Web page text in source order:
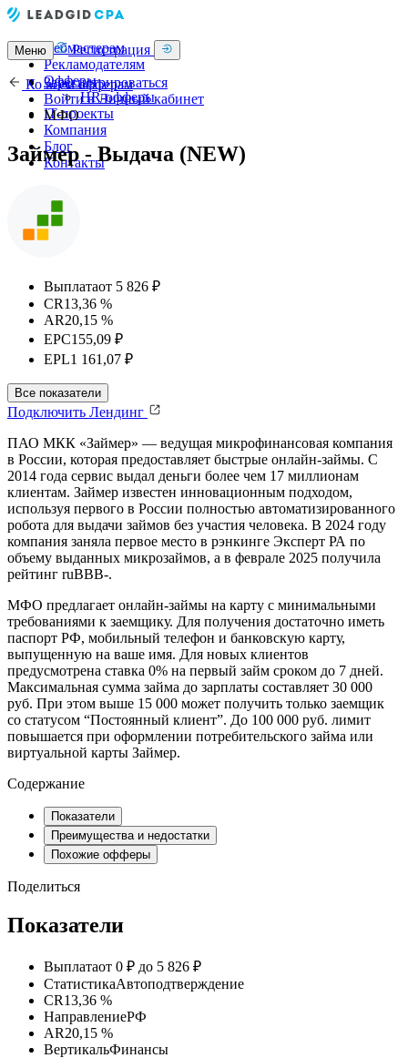
Вебмастерам
Рекламодателям
Офферы
HR-офферы
IT-проекты
Компания
Блог
Контакты
Меню Регистрация
Зарегистрироваться
Войти в Личный кабинет
Ко всем офферам
МФО
Займер - Выдача (NEW)
Выплатаот 5 826 ₽
CR13,36 %
AR20,15 %
EPC155,09 ₽
EPL1 161,07 ₽
Все показатели
Подключить Лендинг
ПАО МКК «Займер» — ведущая микрофинансовая компания
в России, которая предоставляет быстрые онлайн-займы. С
2014 года сервис выдал деньги более чем 17 миллионам
клиентам. Займер известен инновационным подходом,
используя первого в России полностью автоматизированного
робота для выдачи займов без участия человека. В 2024 году
компания заняла первое место в рэнкинге Эксперт РА по
объему выданных микрозаймов, а в феврале 2025 получила
рейтинг ruBBB-.
МФО предлагает онлайн-займы на карту с минимальными
требованиями к заемщику. Для получения достаточно иметь
паспорт РФ, мобильный телефон и банковскую карту,
выпущенную на ваше имя. Для новых клиентов
предусмотрена ставка 0% на первый займ сроком до 7 дней.
Максимальная сумма займа до зарплаты составляет 30 000
руб. При этом выше 15 000 может получить только заемщик
со статусом “Постоянный клиент”. До 100 000 руб. лимит
повышается при оформлении потребительского займа или
виртуальной карты Займер.
Содержание
Показатели
Преимущества и недостатки
Похожие офферы
Поделиться
Показатели
Выплатаот 0 ₽ до 5 826 ₽
СтатистикаАвтоподтверждение
CR13,36 %
НаправлениеРФ
AR20,15 %
ВертикальФинансы